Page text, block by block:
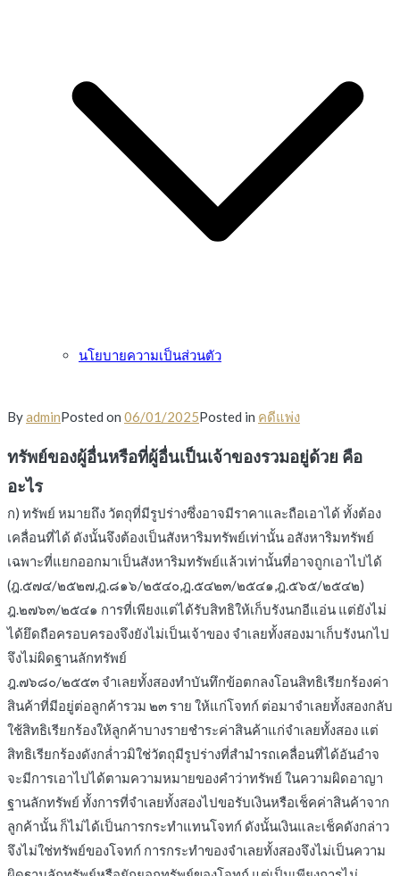
นโยบายความเป็นส่วนตัว
ByadminPosted on 06/01/2025Posted in คดีแพ่ง
ทรัพย์ของผู้อื่นหรือที่ผู้อื่นเป็นเจ้าของรวมอยู่ด้วย คือ
อะไร
ก) ทรัพย์ หมายถึง วัตถุที่มีรูปร่างซึ่งอาจมีราคาและถือเอาได้ ทั้งต้อง
เคลื่อนที่ได้ ดังนั้นจึงต้องเป็นสังหาริมทรัพย์เท่านั้น อสังหาริมทรัพย์
เฉพาะที่แยกออกมาเป็นสังหาริมทรัพย์แล้วเท่านั้นที่อาจถูกเอาไปได้
(ฎ.๕๗๔/๒๕๒๗,ฎ.๘๑๖/๒๕๔๐,ฎ.๕๔๒๓/๒๕๔๑,ฎ.๕๖๕/๒๕๔๒)
ฎ.๒๗๖๓/๒๕๔๑ การที่เพียงแต่ได้รับสิทธิให้เก็บรังนกอีแอ่น แต่ยังไม่
ได้ยึดถือครอบครองจึงยังไม่เป็นเจ้าของ จำเลยทั้งสองมาเก็บรังนกไป
จึงไม่ผิดฐานลักทรัพย์
ฎ.๗๖๘๐/๒๕๕๓ จำเลยทั้งสองทำบันทึกข้อตกลงโอนสิทธิเรียกร้องค่า
สินค้าที่มีอยู่ต่อลูกค้ารวม ๒๓ ราย ให้แก่โจทก์ ต่อมาจำเลยทั้งสองกลับ
ใช้สิทธิเรียกร้องให้ลูกค้าบางรายชำระค่าสินค้าแก่จำเลยทั้งสอง แต่
สิทธิเรียกร้องดังกล่ำวมิใช่วัตถุมีรูปร่างที่สำมำรถเคลื่อนที่ได้อันอำจ
จะมีการเอาไปได้ตามความหมายของคำว่าทรัพย์ ในความผิดอาญา
ฐานลักทรัพย์ ทั้งการที่จำเลยทั้งสองไปขอรับเงินหรือเช็คค่าสินค้าจาก
ลูกค้านั้น ก็ไม่ได้เป็นการกระทำแทนโจทก์ ดังนั้นเงินและเช็คดังกล่าว
จึงไม่ใช่ทรัพย์ของโจทก์ การกระทำของจำเลยทั้งสองจึงไม่เป็นความ